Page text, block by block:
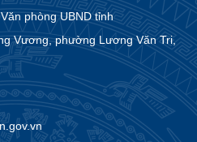
phòng UBND tỉnh
Vương, phường Lương Văn Tri,